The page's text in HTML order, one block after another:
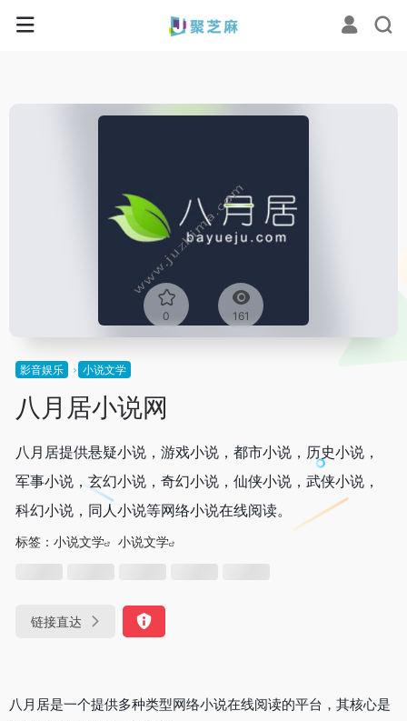
0 161
影音娱乐 小说文学
八月居小说网
八月居提供悬疑小说，游戏小说，都市小说，历史小说，
军事小说，玄幻小说，奇幻小说，仙侠小说，武侠小说，
科幻小说，同人小说等网络小说在线阅读。
标签： 小说文学 小说文学
链接直达
八月居是一个提供多种类型网络小说在线阅读的平台，其核心是